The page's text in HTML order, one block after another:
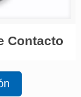
Contacto